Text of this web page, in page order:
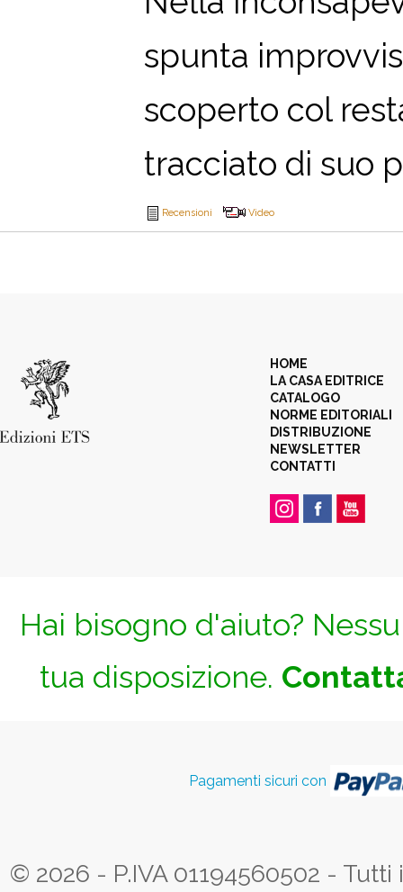
spunta
scoperto col
tracciato di suo
Recensioni Video
HOME
LA CASA EDITRICE
CATALOGO
NORME EDITORIALI
DISTRIBUZIONE
NEWSLETTER
CONTATTI
Hai bisogno d'aiuto?
tua disposizione.
Pagamenti sicuri con
© 2026 - P.IVA 01194560502 -